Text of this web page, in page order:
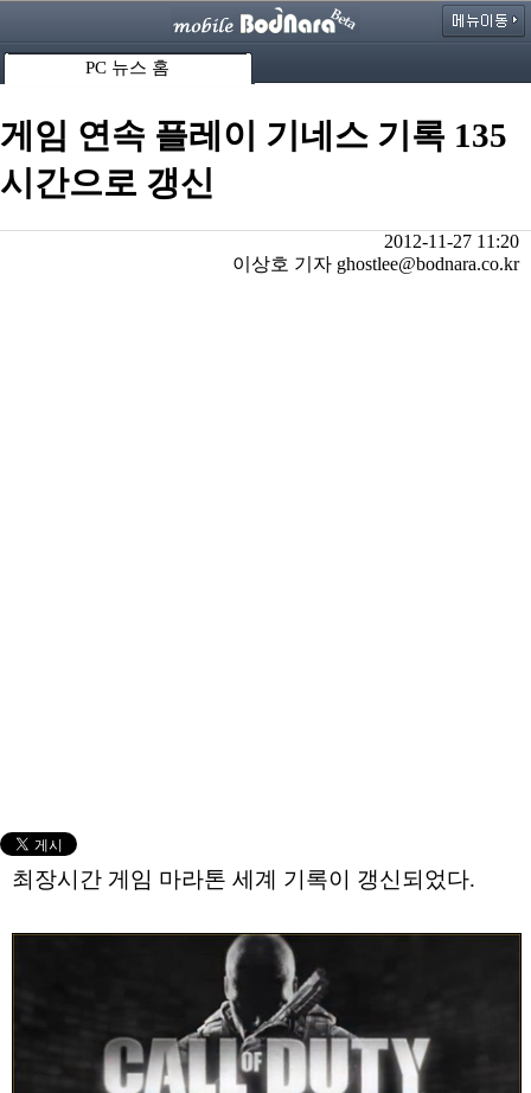
PC 뉴스 홈
게임 연속 플레이 기네스 기록 135
시간으로 갱신
2012-11-27 11:20
이상호 기자 ghostlee@bodnara.co.kr
최장시간 게임 마라톤 세계 기록이 갱신되었다.